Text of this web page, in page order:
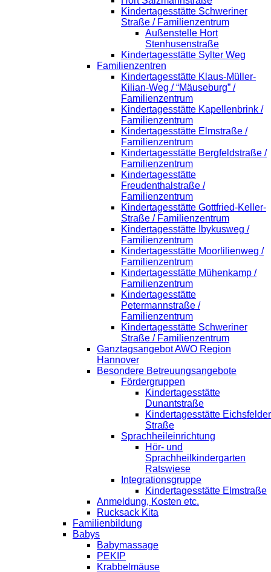
Kindertagesstätte Schweriner
Straße / Familienzentrum
Außenstelle Hort
Stenhusenstraße
Kindertagesstätte Sylter Weg
Familienzentren
Kindertagesstätte Klaus-Müller-
Kilian-Weg / “Mäuseburg” /
Familienzentrum
Kindertagesstätte Kapellenbrink /
Familienzentrum
Kindertagesstätte Elmstraße /
Familienzentrum
Kindertagesstätte Bergfeldstraße /
Familienzentrum
Kindertagesstätte
Freudenthalstraße /
Familienzentrum
Kindertagesstätte Gottfried-Keller-
Straße / Familienzentrum
Kindertagesstätte Ibykusweg /
Familienzentrum
Kindertagesstätte Moorlilienweg /
Familienzentrum
Kindertagesstätte Mühenkamp /
Familienzentrum
Kindertagesstätte
Petermannstraße /
Familienzentrum
Kindertagesstätte Schweriner
Straße / Familienzentrum
Ganztagsangebot AWO Region
Hannover
Besondere Betreuungsangebote
Fördergruppen
Kindertagesstätte
Dunantstraße
Kindertagesstätte Eichsfelder
Straße
Sprachheileinrichtung
Hör- und
Sprachheilkindergarten
Ratswiese
Integrationsgruppe
Kindertagesstätte Elmstraße
Anmeldung, Kosten etc.
Rucksack Kita
Familienbildung
Babys
Babymassage
PEKIP
Krabbelmäuse